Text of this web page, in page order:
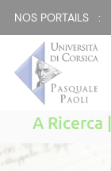
NOS PORTAILS :
A Ricerca |